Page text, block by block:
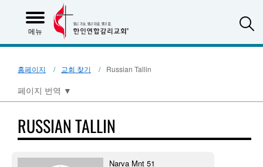
메뉴
홈페이지 교회 찾기 Russian Tallin
페이지 번역 ▼
RUSSIAN TALLIN
Narva Mnt 51